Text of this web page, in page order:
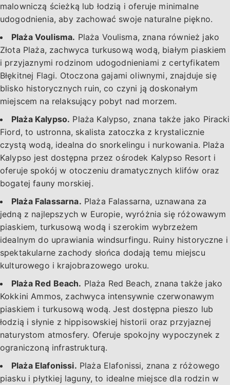
malowniczą ścieżką lub łodzią i oferuje minimalne
udogodnienia, aby zachować swoje naturalne piękno.
Plaża Voulisma. Plaża Voulisma, znana również jako
Złota Plaża, zachwyca turkusową wodą, białym piaskiem
i przyjaznymi rodzinom udogodnieniami z certyfikatem
Błękitnej Flagi. Otoczona gajami oliwnymi, znajduje się
blisko historycznych ruin, co czyni ją doskonałym
miejscem na relaksujący pobyt nad morzem.
Plaża Kalypso. Plaża Kalypso, znana także jako Piracki
Fiord, to ustronna, skalista zatoczka z krystalicznie
czystą wodą, idealna do snorkelingu i nurkowania. Plaża
Kalypso jest dostępna przez ośrodek Kalypso Resort i
oferuje spokój w otoczeniu dramatycznych klifów oraz
bogatej fauny morskiej.
Plaża Falassarna. Plaża Falassarna, uznawana za
jedną z najlepszych w Europie, wyróżnia się różowawym
piaskiem, turkusową wodą i szerokim wybrzeżem
idealnym do uprawiania windsurfingu. Ruiny historyczne i
spektakularne zachody słońca dodają temu miejscu
kulturowego i krajobrazowego uroku.
Plaża Red Beach. Plaża Red Beach, znana także jako
Kokkini Ammos, zachwyca intensywnie czerwonawym
piaskiem i turkusową wodą. Jest dostępna pieszo lub
łodzią i słynie z hippisowskiej historii oraz przyjaznej
naturystom atmosfery. Oferuje spokojny wypoczynek z
ograniczoną infrastrukturą.
Plaża Elafonissi. Plaża Elafonissi, znana z różowego
piasku i płytkiej laguny, to idealne miejsce dla rodzin w